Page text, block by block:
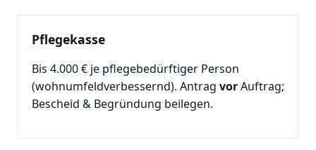
Pflegekasse
Bis 4.000 € je pflegebedürftiger Person
(wohnumfeldverbessernd). Antrag vorAuftrag;
Bescheid & Begründung beilegen.